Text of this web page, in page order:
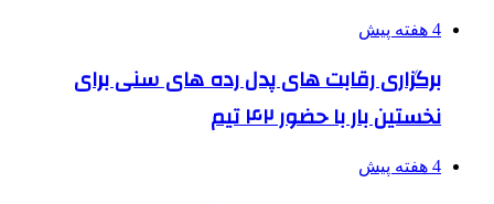
4 هفته پیش
برگزاری رقابت های پدل رده های سنی برای
نخستین بار با حضور ۴۲ تیم
4 هفته پیش